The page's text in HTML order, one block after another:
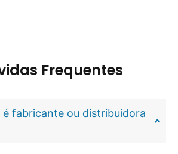
Frequentes
é fabricante ou distribuidora